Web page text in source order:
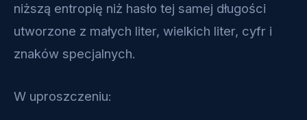
niższą entropię niż hasło tej samej długości
utworzone z małych liter, wielkich liter, cyfr i
znaków specjalnych.
W uproszczeniu: